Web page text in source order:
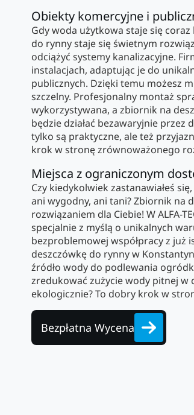
Obiekty komercyjne i
Gdy woda użytkowa staje się
do rynny staje się świetnym
odciążyć systemy kanalizacyjne.
instalacjach, adaptując je do
publicznych. Dzięki temu możesz
szczelny. Profesjonalny montaż
wykorzystywana, a zbiornik na
będzie działać bezawaryjnie przez
tylko są praktyczne, ale też
krok w stronę zrównoważonego
Miejsca z ograniczonym
Czy kiedykolwiek zastanawiałeś
ani wygodny, ani tani? Zbiornik na
rozwiązaniem dla Ciebie! W ALFA-
specjalnie z myślą o unikalnych
bezproblemowej współpracy z
deszczówkę do rynny w
źródło wody do podlewania
zredukować zużycie wody pitnej w
ekologicznie? To dobry krok w
Bezpłatna Wycena